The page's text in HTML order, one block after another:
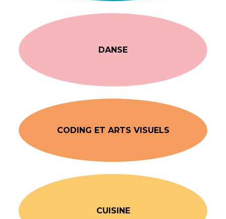
DANSE
CODING ET ARTS VISUELS
CUISINE